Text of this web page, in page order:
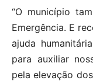
“O município
Emergência. E
ajuda
para auxiliar
pela elevação